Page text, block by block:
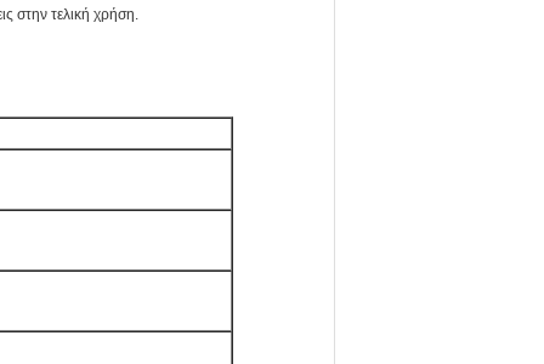
στην τελική χρήση.